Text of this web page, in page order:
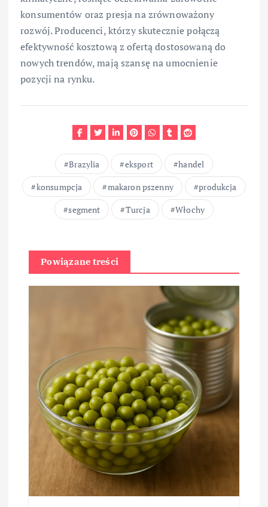
konsumentów oraz presja na zrównoważony
rozwój. Producenci, którzy skutecznie połączą
efektywność kosztową z ofertą dostosowaną do
nowych trendów, mają szansę na umocnienie
pozycji na rynku.
Brazylia eksport
handel
konsumpcja
makaron pszenny
produkcja
segment
Turcja Włochy
Powiązane treści